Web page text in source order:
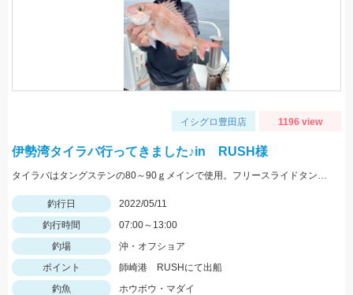
イシグロ豊田店 1196 view
伊勢湾タイラバ行ってきました♪in RUSH様
タイラバはタングステンの80～90ｇメインで使用。フリースライドタングステンの反応◎ボトムを丁寧に探ることがキモでした。
釣行日
2022/05/11
釣行時間
07:00～13:00
釣場
沖・オフショア
ポイント
師崎港 RUSHにて出船
釣魚
ホウボウ・マダイ